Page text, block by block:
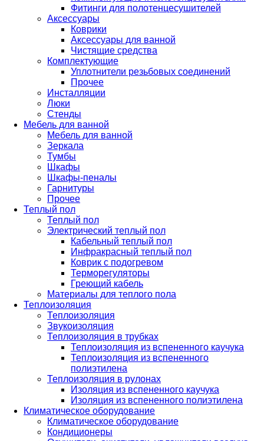
Фитинги для полотенцесушителей
Аксессуары
Коврики
Аксессуары для ванной
Чистящие средства
Комплектующие
Уплотнители резьбовых соединений
Прочее
Инсталляции
Люки
Стенды
Мебель для ванной
Мебель для ванной
Зеркала
Тумбы
Шкафы
Шкафы-пеналы
Гарнитуры
Прочее
Теплый пол
Теплый пол
Электрический теплый пол
Кабельный теплый пол
Инфракрасный теплый пол
Коврик с подогревом
Терморегуляторы
Греющий кабель
Материалы для теплого пола
Теплоизоляция
Теплоизоляция
Звукоизоляция
Теплоизоляция в трубках
Теплоизоляция из вспененного каучука
Теплоизоляция из вспененного
полиэтилена
Теплоизоляция в рулонах
Изоляция из вспененного каучука
Изоляция из вспененного полиэтилена
Климатическое оборудование
Климатическое оборудование
Кондиционеры